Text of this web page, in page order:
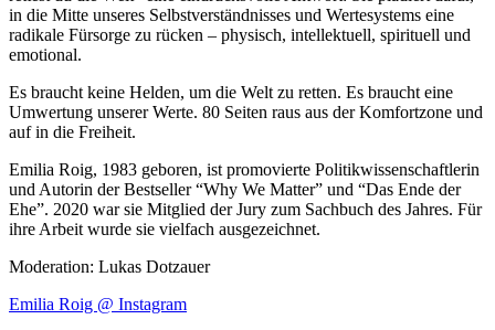
in die Mitte unseres Selbstverständnisses und Wertesystems eine
radikale Fürsorge zu rücken – physisch, intellektuell, spirituell und
emotional.
Es braucht keine Helden, um die Welt zu retten. Es braucht eine
Umwertung unserer Werte. 80 Seiten raus aus der Komfortzone und
auf in die Freiheit.
Emilia Roig, 1983 geboren, ist promovierte Politikwissenschaftlerin
und Autorin der Bestseller “Why We Matter” und “Das Ende der
Ehe”. 2020 war sie Mitglied der Jury zum Sachbuch des Jahres. Für
ihre Arbeit wurde sie vielfach ausgezeichnet.
Moderation: Lukas Dotzauer
Emilia Roig @ Instagram